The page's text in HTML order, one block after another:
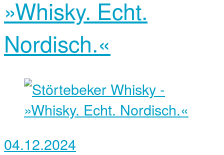
»Whisky. Echt.
Nordisch.«
04.12.2024